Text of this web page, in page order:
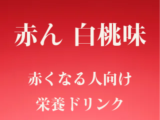
​赤ん 白桃味
​赤くなる人向け
栄養ドリンク